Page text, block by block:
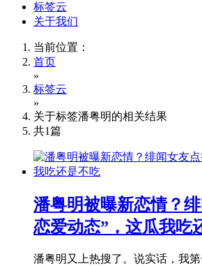
标签云
关于我们
当前位置：
首页
»
标签云
»
关于标签潘粤明的相关结果
共1篇
潘粤明被曝新恋情？
恋爱动态”，这瓜我吃
潘粤明又上热搜了。说实话，我